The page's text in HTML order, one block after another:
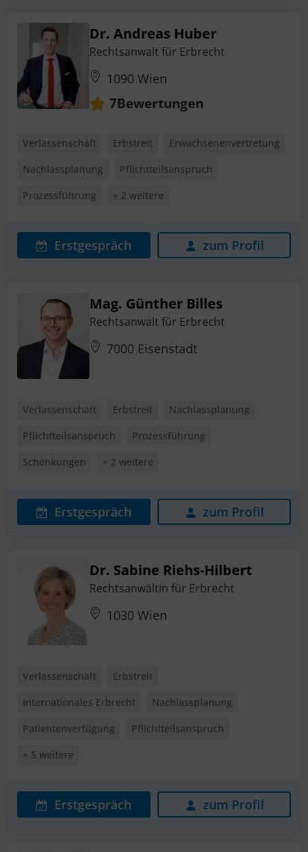
Dr. Andreas Huber
Rechtsanwalt für Erbrecht
1090 Wien
7Bewertungen
Verlassenschaft Erbstreit
Erwachsenenvertretung
Nachlassplanung
Pflichtteilsanspruch
Prozessführung
+ 2 weitere
Erstgespräch zum Profil
Mag. Günther Billes
Rechtsanwalt für Erbrecht
7000 Eisenstadt
Verlassenschaft Erbstreit
Nachlassplanung
Pflichtteilsanspruch
Prozessführung
Schenkungen
+ 2 weitere
Erstgespräch zum Profil
Dr. Sabine Riehs-Hilbert
Rechtsanwältin für Erbrecht
1030 Wien
Verlassenschaft
Erbstreit
Internationales Erbrecht
Nachlassplanung
Patientenverfügung
Pflichtteilsanspruch
+ 5 weitere
Erstgespräch zum Profil